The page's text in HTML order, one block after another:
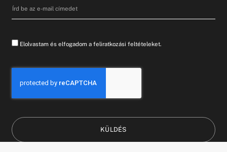
Elolvastam és elfogadom a feliratkozási feltételeket.
KÜLDÉS